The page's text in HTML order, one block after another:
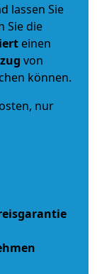
lassen Sie
Sie die
einen
von
können.
nur